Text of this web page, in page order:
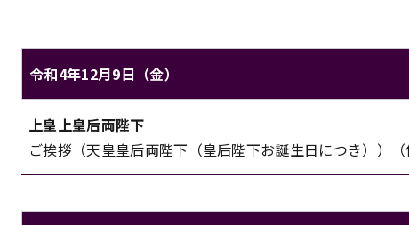
令和4年12月9日（金）
対象 内容
上皇上皇后両陛下
ご挨拶（天皇皇后両陛下（皇后陛下お誕生日につき））（